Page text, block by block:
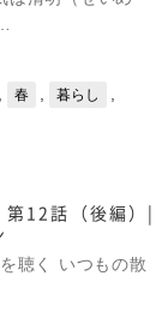
春 暮らし
12話（後編）|
聴く いつもの散